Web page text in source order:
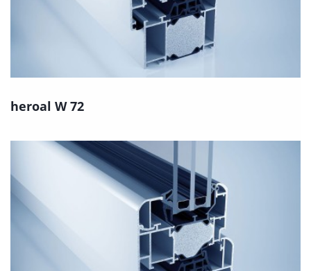
heroal W 72